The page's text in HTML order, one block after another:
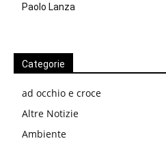
Paolo Lanza
Categorie
ad occhio e croce
Altre Notizie
Ambiente